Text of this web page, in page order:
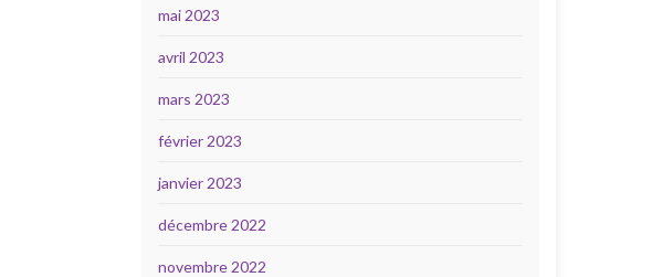
mai 2023
avril 2023
mars 2023
février 2023
janvier 2023
décembre 2022
novembre 2022